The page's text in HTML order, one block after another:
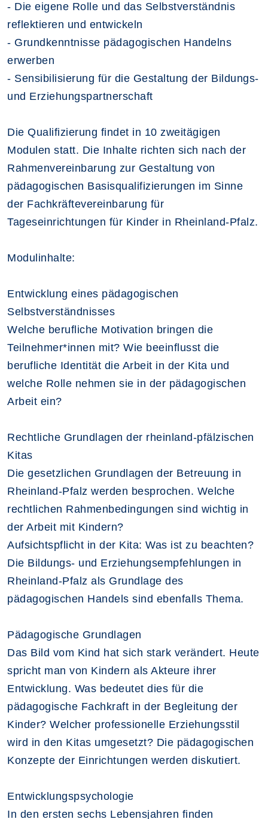
- Die eigene Rolle und das Selbstverständnis
reflektieren und entwickeln
- Grundkenntnisse pädagogischen Handelns
erwerben
- Sensibilisierung für die Gestaltung der Bildungs-
und Erziehungspartnerschaft
Die Qualifizierung findet in 10 zweitägigen
Modulen statt. Die Inhalte richten sich nach der
Rahmenvereinbarung zur Gestaltung von
pädagogischen Basisqualifizierungen im Sinne
der Fachkräftevereinbarung für
Tageseinrichtungen für Kinder in Rheinland-Pfalz.
Modulinhalte:
Entwicklung eines pädagogischen
Selbstverständnisses
Welche berufliche Motivation bringen die
Teilnehmer*innen mit? Wie beeinflusst die
berufliche Identität die Arbeit in der Kita und
welche Rolle nehmen sie in der pädagogischen
Arbeit ein?
Rechtliche Grundlagen der rheinland-pfälzischen
Kitas
Die gesetzlichen Grundlagen der Betreuung in
Rheinland-Pfalz werden besprochen. Welche
rechtlichen Rahmenbedingungen sind wichtig in
der Arbeit mit Kindern?
Aufsichtspflicht in der Kita: Was ist zu beachten?
Die Bildungs- und Erziehungsempfehlungen in
Rheinland-Pfalz als Grundlage des
pädagogischen Handels sind ebenfalls Thema.
Pädagogische Grundlagen
Das Bild vom Kind hat sich stark verändert. Heute
spricht man von Kindern als Akteure ihrer
Entwicklung. Was bedeutet dies für die
pädagogische Fachkraft in der Begleitung der
Kinder? Welcher professionelle Erziehungsstil
wird in den Kitas umgesetzt? Die pädagogischen
Konzepte der Einrichtungen werden diskutiert.
Entwicklungspsychologie
In den ersten sechs Lebensjahren finden